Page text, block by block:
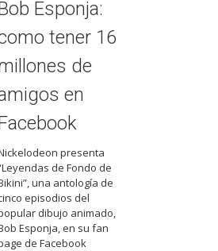
Esponja:
tener 16
de
en
presenta
de Fondo de
una antología de
episodios del
dibujo animado,
Esponja, en su fan
de Facebook